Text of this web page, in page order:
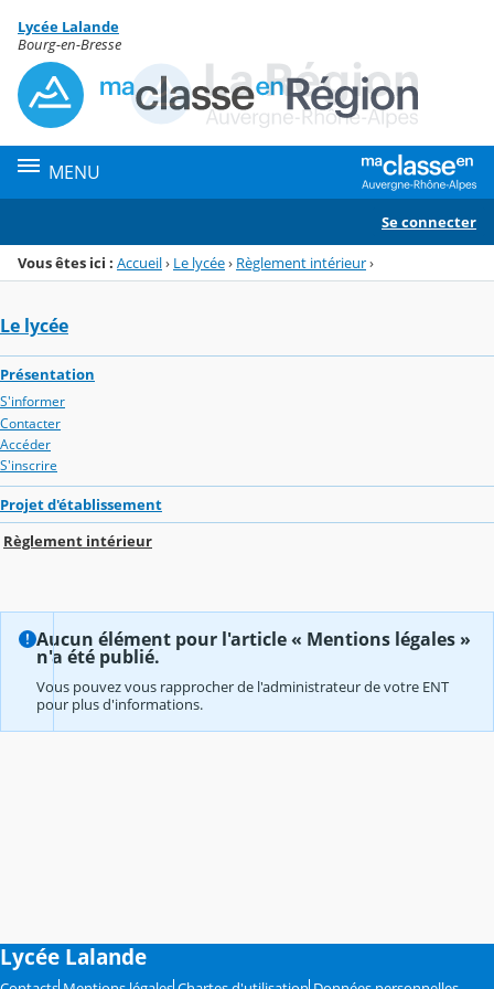
Menu de la rubrique
Contenu
Lycée Lalande
Bourg-en-Bresse
MENU
Se connecter
Vous êtes ici : Accueil› Le lycée› Règlement intérieur›
Le lycée
Présentation
S'informer
Contacter
Accéder
S'inscrire
Projet d'établissement
Règlement intérieur
Aucun élément pour l'article « Mentions légales »
n'a été publié.
Vous pouvez vous rapprocher de l'administrateur de votre ENT
pour plus d'informations.
Lycée Lalande